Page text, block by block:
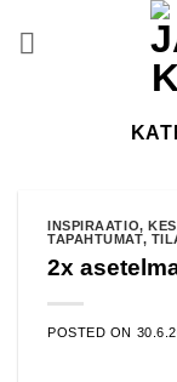
INSPIRAATIO,
TAPAHTUMAT,
2x
POSTED ON